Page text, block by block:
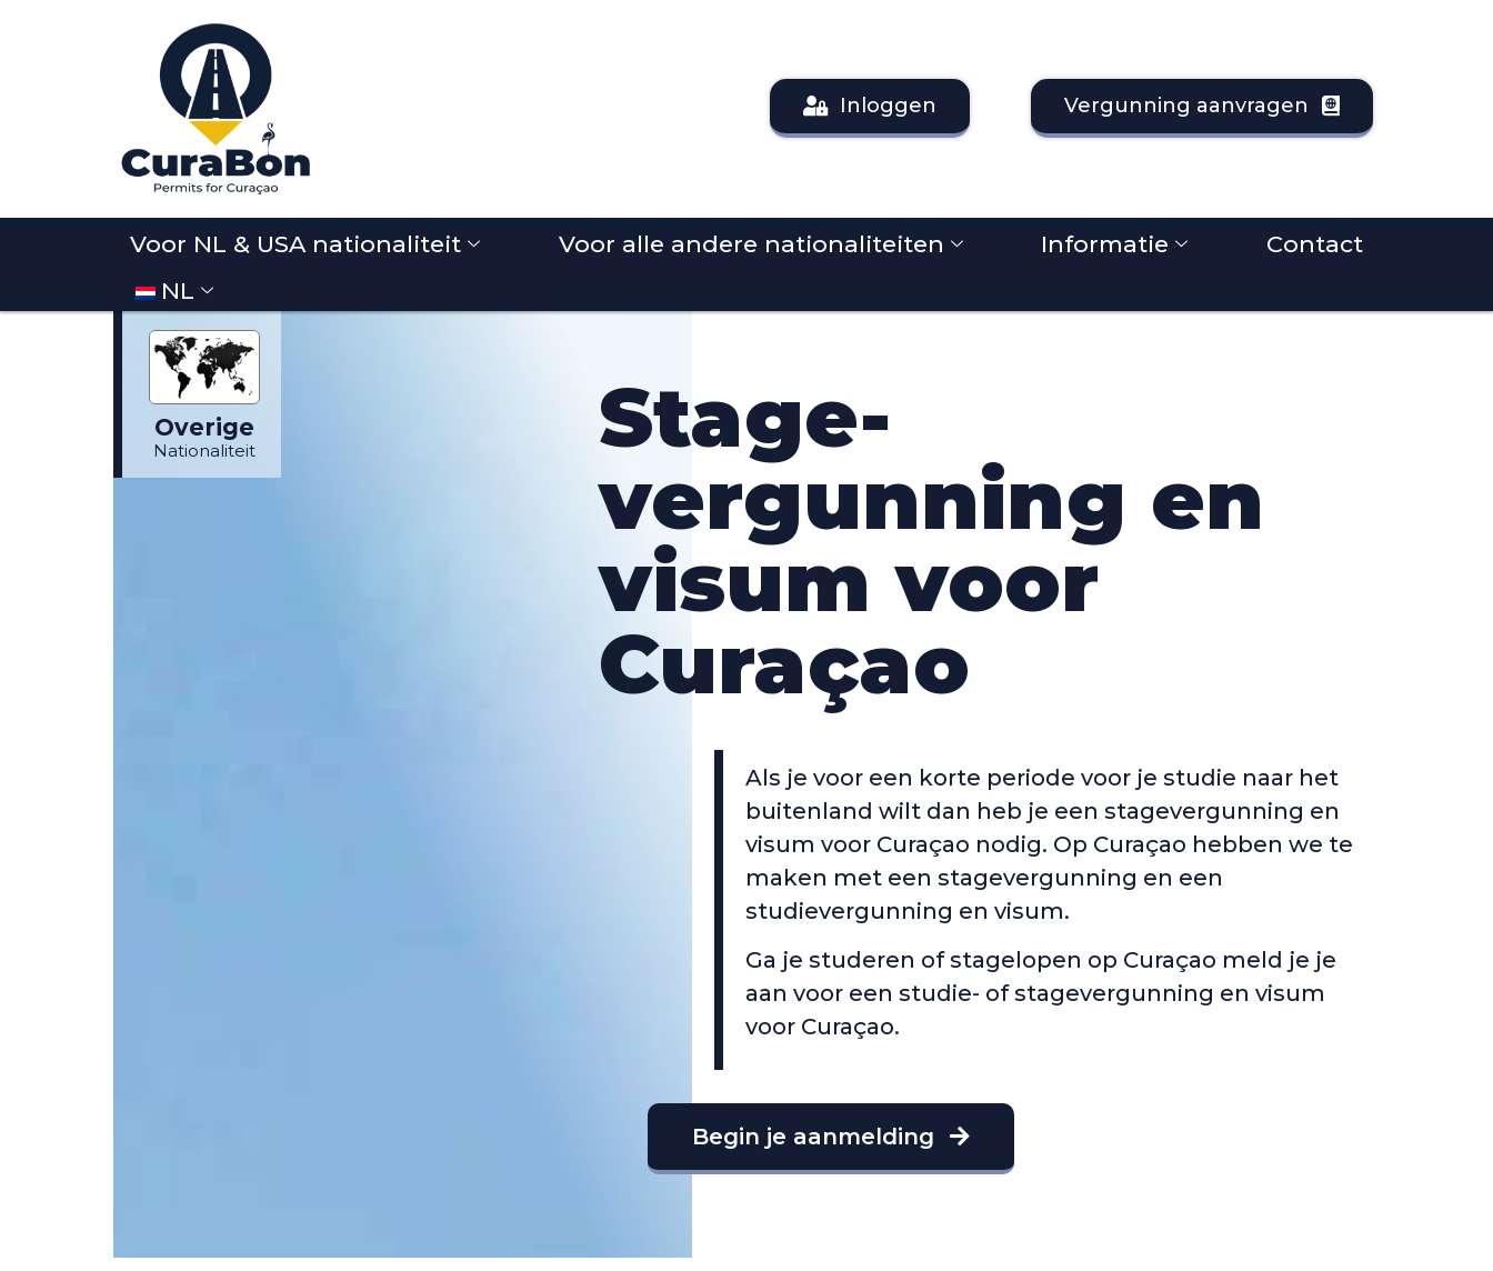
Inloggen Vergunning aanvragen
Voor NL & USA nationaliteit Voor alle andere nationaliteiten Informatie
Contact
NL
Overige
Nationaliteit
Stage-
vergunning en
visum voor
Curaçao
Als je voor een korte periode voor je studie naar het
buitenland wilt dan heb je een stagevergunning en
visum voor Curaçao nodig. Op Curaçao hebben we te
maken met een stagevergunning en een
studievergunning en visum.
Ga je studeren of stagelopen op Curaçao meld je je
aan voor een studie- of stagevergunning en visum
voor Curaçao.
Begin je aanmelding